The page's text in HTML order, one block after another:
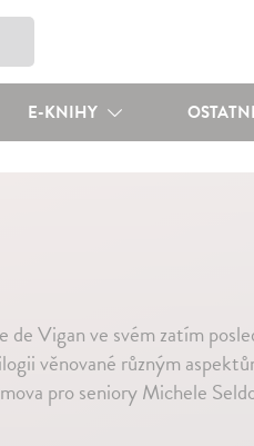
E-KNIHY
de Vigan ve svém zatím
věnované různým
pro seniory Michele